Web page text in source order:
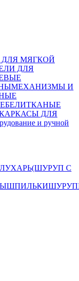
МЯГКОЙ
ДЛЯ
МЕХАНИЗМЫ И
ТКАНЫЕ
ДЛЯ
и ручной
С
ШПИЛЬКИ